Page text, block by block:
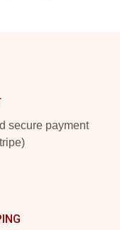
secure payment